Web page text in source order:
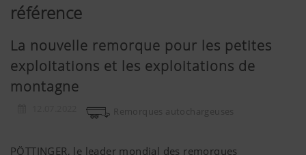
référence
La nouvelle remorque pour les petites
exploitations et les exploitations de
montagne
Remorques autochargeuses
PÖTTINGER, le leader mondial des remorques